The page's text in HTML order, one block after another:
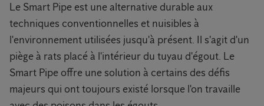
Le Smart Pipe est une alternative durable aux
techniques conventionnelles et nuisibles à
l'environnement utilisées jusqu'à présent. Il s'agit d'un
piège à rats placé à l'intérieur du tuyau d'égout. Le
Smart Pipe offre une solution à certains des défis
majeurs qui ont toujours existé lorsque l'on travaille